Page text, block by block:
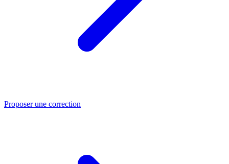
Proposer une correction